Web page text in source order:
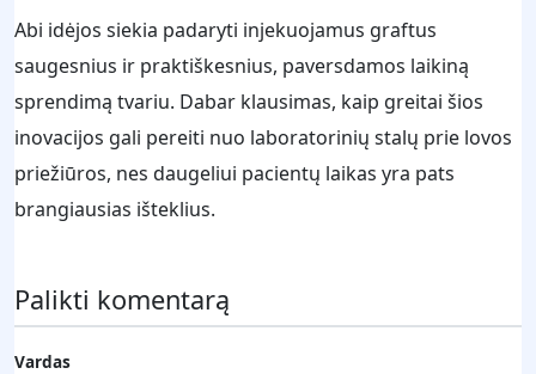
Abi idėjos siekia padaryti injekuojamus graftus
saugesnius ir praktiškesnius, paversdamos laikiną
sprendimą tvariu. Dabar klausimas, kaip greitai šios
inovacijos gali pereiti nuo laboratorinių stalų prie lovos
priežiūros, nes daugeliui pacientų laikas yra pats
brangiausias išteklius.
Palikti komentarą
Vardas